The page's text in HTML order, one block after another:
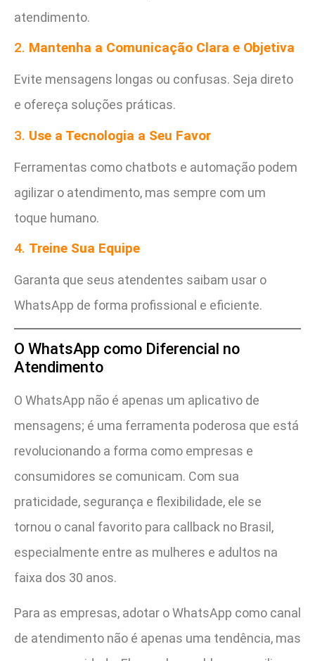
atendimento.
2. Mantenha a Comunicação Clara e Objetiva
Evite mensagens longas ou confusas. Seja direto
e ofereça soluções práticas.
3. Use a Tecnologia a Seu Favor
Ferramentas como chatbots e automação podem
agilizar o atendimento, mas sempre com um
toque humano.
4. Treine Sua Equipe
Garanta que seus atendentes saibam usar o
WhatsApp de forma profissional e eficiente.
O WhatsApp como Diferencial no
Atendimento
O WhatsApp não é apenas um aplicativo de
mensagens; é uma ferramenta poderosa que está
revolucionando a forma como empresas e
consumidores se comunicam. Com sua
praticidade, segurança e flexibilidade, ele se
tornou o canal favorito para callback no Brasil,
especialmente entre as mulheres e adultos na
faixa dos 30 anos.
Para as empresas, adotar o WhatsApp como canal
de atendimento não é apenas uma tendência, mas